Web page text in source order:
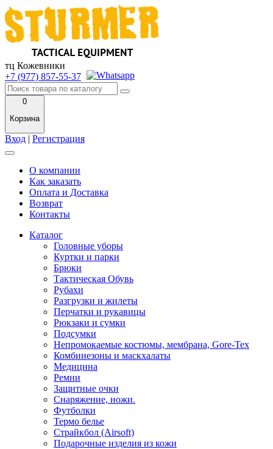
тц Кожевники
+7 (977) 857-55-37
0
Корзина
Вход | Регистрация
О компании
Как заказать
Оплата и Доставка
Возврат
Контакты
Каталог
Головные уборы
Куртки и парки
Брюки
Тактическая Обувь
Рубахи
Разгрузки и жилеты
Перчатки и рукавицы
Рюкзаки и сумки
Подсумки
Непромокаемые костюмы, мембрана, Gore-Tex
Комбинезоны и маскхалаты
Медицина
Ремни
Защитные очки
Снаряжение, ножи.
Футболки
Термо белье
Страйкбол (Airsoft)
Подарочные изделия из кожи